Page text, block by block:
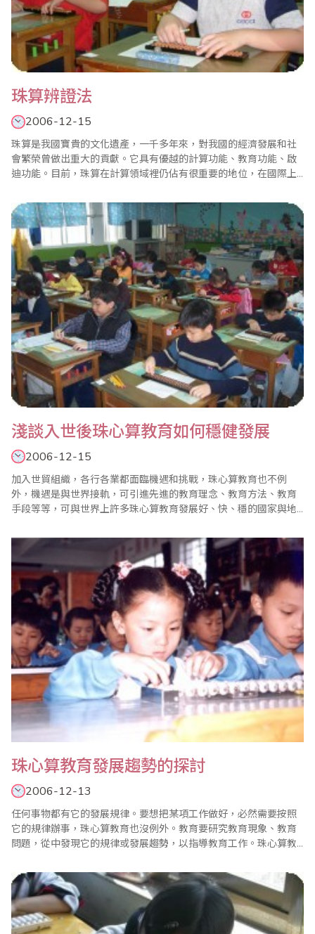
珠算辨證法
2006-12-15
珠算是我國寶貴的文化遺產，一千多年來，對我國的經濟發展和社
會繁榮曾做出重大的貢獻。它具有優越的計算功能、教育功能、啟
迪功能。目前，珠算在計算領域裡仍佔有很重要的地位，在國際上
很有必要認真進行探索。 一、算盤 算盤是珠算的計算工具，分檔穿
珠。上設橫樑，五升十進，運算方便快速，代籌算而興千年不衰。
我國文學名著..
淺談入世後珠心算教育如何穩健發展
2006-12-15
加入世貿組織，各行各業都面臨機遇和挑戰，珠心算教育也不例
外，機遇是與世界接軌，可引進先進的教育理念、教育方法、教育
手段等等，可與世界上許多珠心算教育發展好、快、穩的國家與地
許多不得珠心算教育事業發展的原素及強大的競爭和挑戰，今后珠
心算教育如何穩健發展值得我們深入研究。對此筆者有幾點拙見，
與同仁們共同探討。 首先，要樹立..
珠心算教育發展趨勢的探討
2006-12-13
任何事物都有它的發展規律。要想把某項工作做好，必然需要按照
它的規律辦事，珠心算教育也沒例外。教育要研究教育現象、教育
問題，從中發現它的規律或發展趨勢，以指導教育工作。珠心算教
趨勢，有利于提升發展珠心算教育的信心。 一、珠心算教育有無限
生命力 珠心算教育的發展趨勢，酷似柳樹生長規律，生命力強..